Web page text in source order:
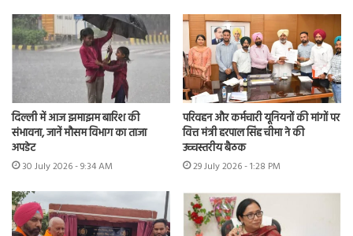
दिल्ली में आज झमाझम बारिश की
संभावना, जानें मौसम विभाग का ताजा
अपडेट
30 July 2026 - 9:34 AM
परिवहन और कर्मचारी यूनियनों की मांगों पर
वित्त मंत्री हरपाल सिंह चीमा ने की
उच्चस्तरीय बैठक
29 July 2026 - 1:28 PM